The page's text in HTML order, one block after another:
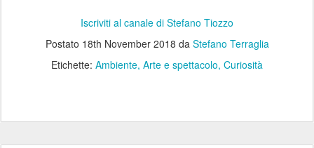
Iscriviti al canale di Stefano Tiozzo
Postato 18th November 2018 da Stefano Terraglia
Etichette: Ambiente Arte e spettacolo Curiosità